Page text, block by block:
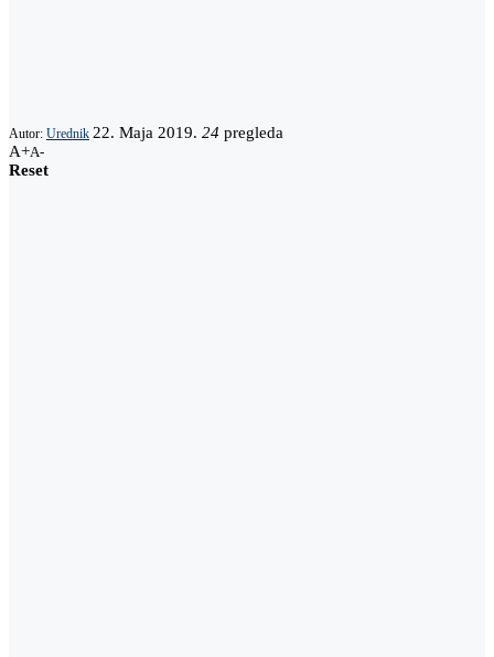
Autor: Urednik 22. Maja 2019. 24 pregleda
A+A-
Reset